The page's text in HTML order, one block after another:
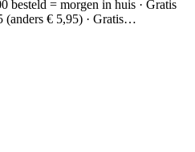
besteld = morgen in huis · Gratis
(anders € 5,95) · Gratis…